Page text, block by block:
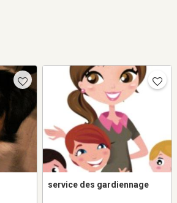
service des gardiennage